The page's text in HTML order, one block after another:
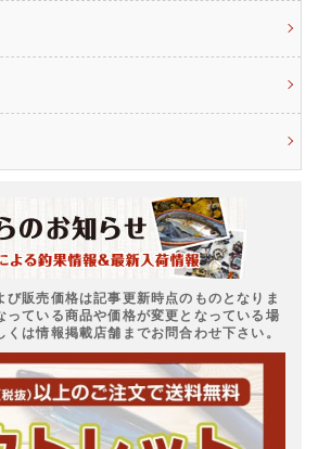
販売価格は記事更新時点のものとなりま
っている商品や価格が変更となっている場
は情報掲載店舗までお問合わせ下さい。